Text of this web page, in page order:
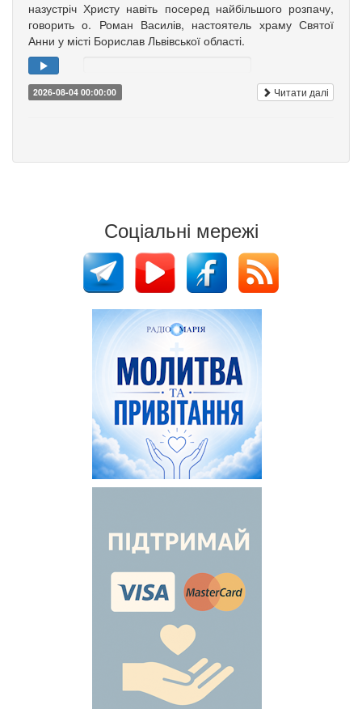
назустріч Христу навіть посеред найбільшого розпачу,
говорить о. Роман Василів, настоятель храму Святої
Анни у місті Борислав Львівської області.
2026-08-04 00:00:00 Читати далі
Соціальні мережі